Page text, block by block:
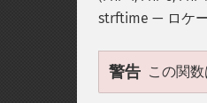
strftime — ロケ
警告 この関数